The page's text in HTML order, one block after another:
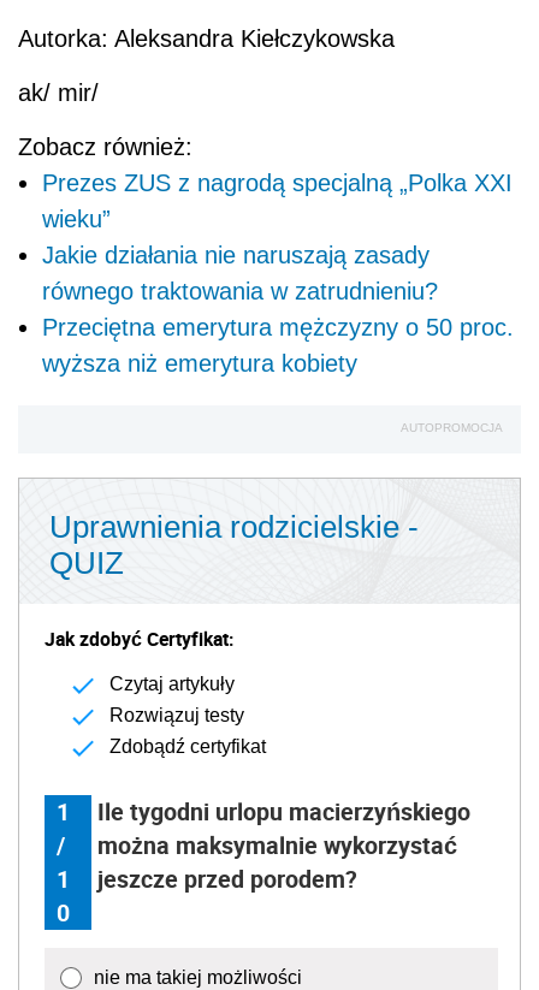
Autorka: Aleksandra Kiełczykowska
ak/ mir/
Zobacz również:
Prezes ZUS z nagrodą specjalną „Polka XXI
wieku”
Jakie działania nie naruszają zasady
równego traktowania w zatrudnieniu?
Przeciętna emerytura mężczyzny o 50 proc.
wyższa niż emerytura kobiety
AUTOPROMOCJA
Uprawnienia rodzicielskie -
QUIZ
Jak zdobyć Certyfikat:
Czytaj artykuły
Rozwiązuj testy
Zdobądź certyfikat
1
/
1
0
Ile tygodni urlopu macierzyńskiego
można maksymalnie wykorzystać
jeszcze przed porodem?
nie ma takiej możliwości